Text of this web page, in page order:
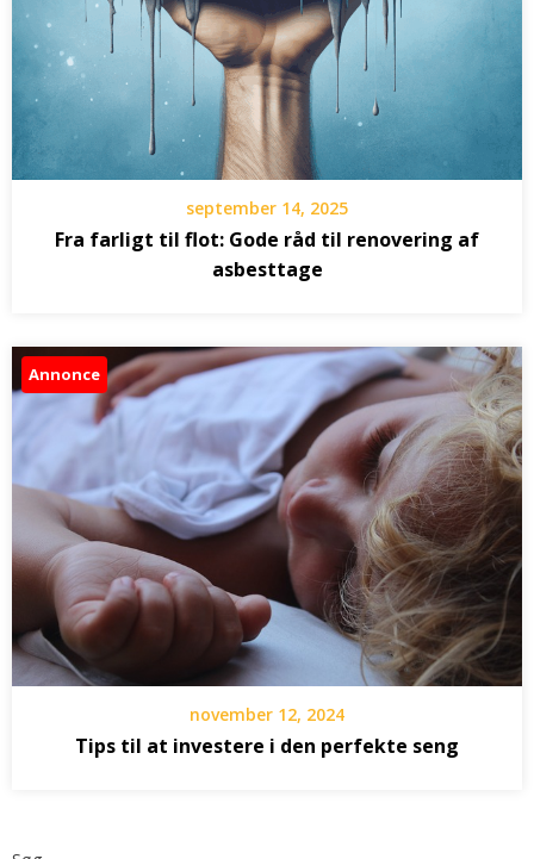
september 14, 2025
Fra farligt til flot: Gode råd til renovering af
asbesttage
Annonce
november 12, 2024
Tips til at investere i den perfekte seng